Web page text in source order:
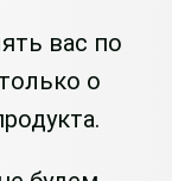
вас по
о